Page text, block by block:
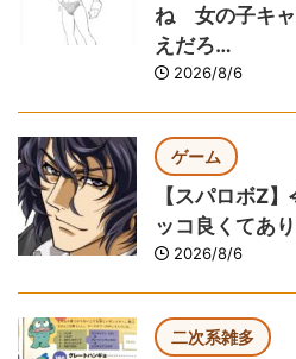
ね 女の子キャ
えだろ…
2026/8/6
ゲーム
【スパロボZ
ッコ良くてあ
2026/8/6
二次系雑多